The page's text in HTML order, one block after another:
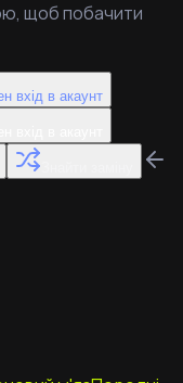
щоб побачити
вхід в акаунт